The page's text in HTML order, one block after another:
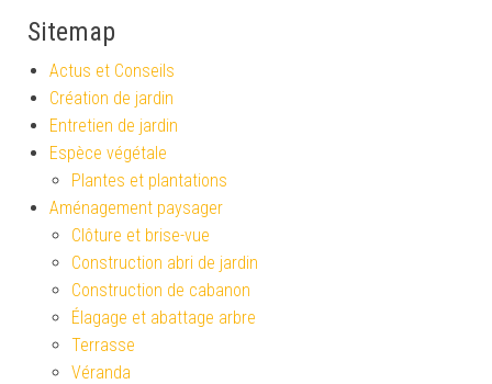
Sitemap
Actus et Conseils
Création de jardin
Entretien de jardin
Espèce végétale
Plantes et plantations
Aménagement paysager
Clôture et brise-vue
Construction abri de jardin
Construction de cabanon
Élagage et abattage arbre
Terrasse
Véranda